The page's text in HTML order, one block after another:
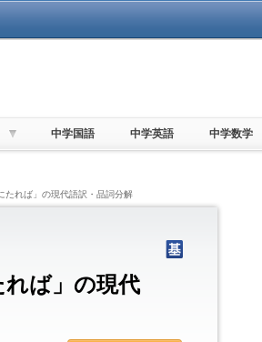
中学国語 中学英語 中学数学
たれば」の現代語訳・品詞分解
れば」の現代